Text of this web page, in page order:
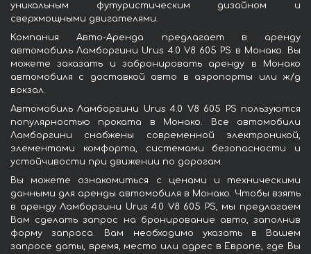
уникальным футуристическим дизайном и
сверхмощными двигателями.
Компания Авто-Аренда предлагает в аренду
автомобиль Ламборгини Urus 4.0 V8 605 PS в Монако. Вы
можете заказать и забронировать аренду в Монако
автомобиля с доставкой авто в аэропорты или ж/д
вокзал.
Автомобиль Ламборгини Urus 4.0 V8 605 PS пользуются
популярностью проката в Монако. Все автомобили
Ламборгини снабжены современной электроникой,
элементами комфорта, системами безопасности и
устойчивости при движении по дорогам.
Вы можете ознакомиться с ценами и техническими
данными для аренды автомобиля в Монако. Чтобы взять
в аренду Ламборгини Urus 4.0 V8 605 PS, мы предлагаем
Вам сделать запрос на бронирование авто, заполнив
форму запроса. Вам необходимо указать в Вашем
запросе даты, время, место или адрес в Европе, где Вы